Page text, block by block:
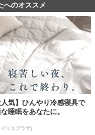
へのオススメ
人気】ひんやり冷感寝具で
睡眠をあなたに。
リスプラザ)